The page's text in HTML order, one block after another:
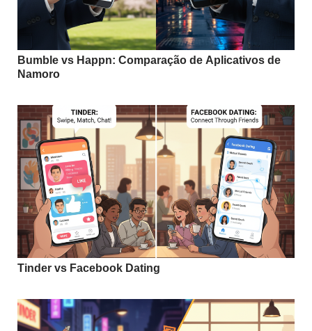
Bumble vs Happn: Comparação de Aplicativos de
Namoro
Tinder vs Facebook Dating